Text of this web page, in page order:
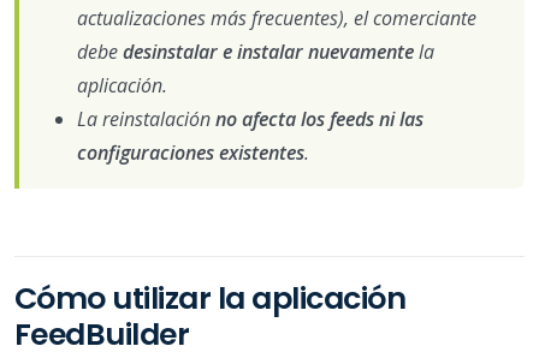
actualizaciones más frecuentes), el comerciante
debedesinstalar e instalar nuevamentela
aplicación.
La reinstalaciónno afecta los feeds ni las
configuraciones existentes.
Cómo utilizar la aplicación
FeedBuilder